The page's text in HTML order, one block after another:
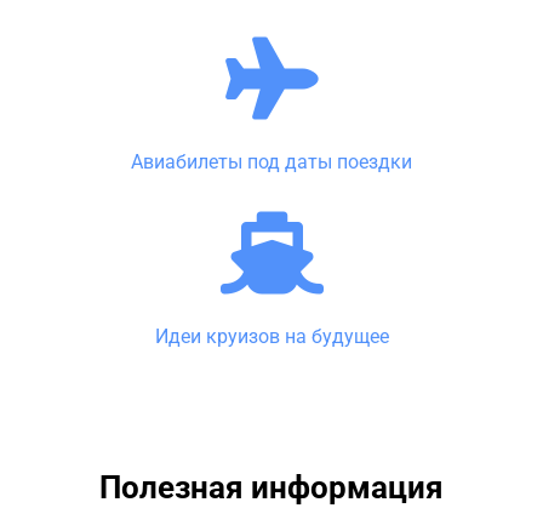
Авиабилеты под даты поездки
Идеи круизов на будущее
Полезная информация